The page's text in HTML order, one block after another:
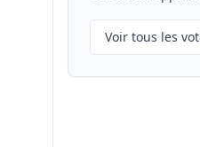
Voir tous les